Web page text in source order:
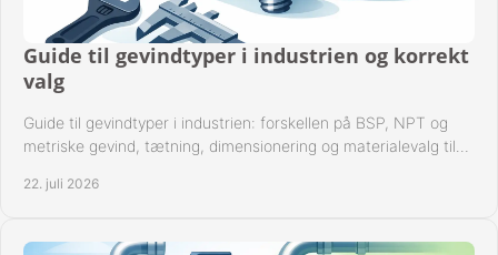
Guide til gevindtyper i industrien og korrekt
valg
Guide til gevindtyper i industrien: forskellen på BSP, NPT og
metriske gevind, tætning, dimensionering og materialevalg til
22. juli 2026